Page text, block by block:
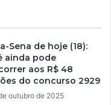
Sena de hoje (18):
ainda pode
aos R$ 48
do concurso 2929
outubro de 2025